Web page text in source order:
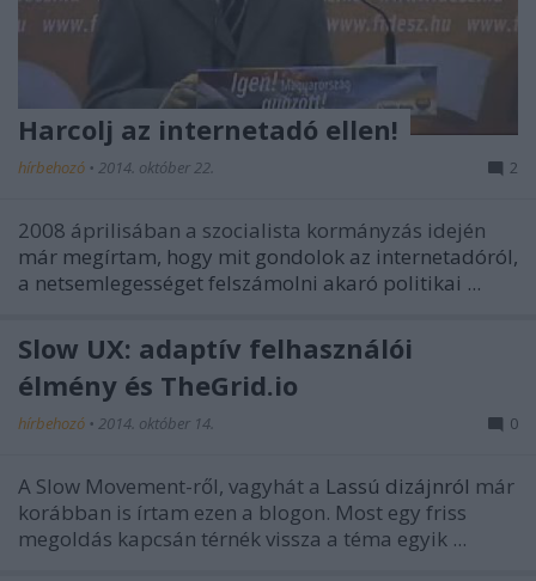
Harcolj az internetadó ellen!
hírbehozó • 2014. október 22. 2
2008 áprilisában a szocialista kormányzás idején
már megírtam, hogy mit gondolok az internetadóról,
a netsemlegességet felszámolni akaró politikai ...
Slow UX: adaptív felhasználói
élmény és TheGrid.io
hírbehozó • 2014. október 14. 0
A Slow Movement-ről, vagyhát a Lassú dizájnról már
korábban is írtam ezen a blogon. Most egy friss
megoldás kapcsán térnék vissza a téma egyik ...